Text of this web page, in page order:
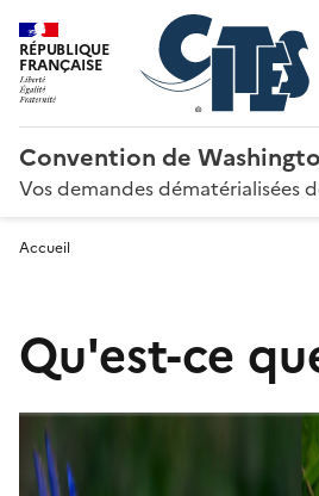
RÉPUBLIQUE
FRANÇAISE
Convention de
Vos demandes dématérialisées
Accueil
Qu'est-ce